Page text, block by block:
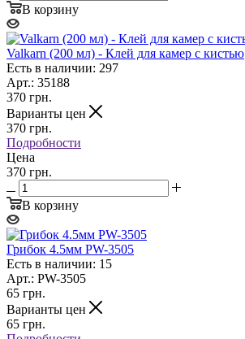
В корзину
Valkarn (200 мл) - Клей для камер с кистью
Есть в наличии: 297
Арт.: 35188
370 грн.
Варианты цен
370 грн.
Подробности
Цена
370 грн.
В корзину
Грибок 4.5мм PW-3505
Есть в наличии: 15
Арт.: PW-3505
65 грн.
Варианты цен
65 грн.